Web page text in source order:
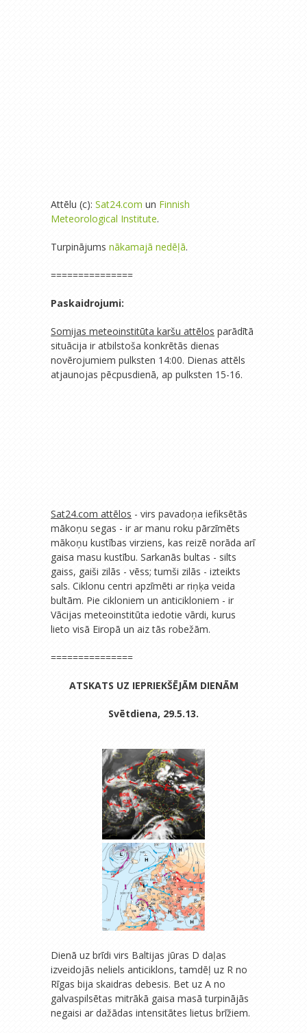
Attēlu (c): Sat24.com un Finnish
Meteorological Institute.
Turpinājums nākamajā nedēļā.
===============
Paskaidrojumi:
Somijas meteoinstitūta karšu attēlos parādītā
situācija ir atbilstoša konkrētās dienas
novērojumiem pulksten 14:00. Dienas attēls
atjaunojas pēcpusdienā, ap pulksten 15-16.
Sat24.com attēlos - virs pavadoņa iefiksētās
mākoņu segas - ir ar manu roku pārzīmēts
mākoņu kustības virziens, kas reizē norāda arī
gaisa masu kustību. Sarkanās bultas - silts
gaiss, gaiši zilās - vēss; tumši zilās - izteikts
sals. Ciklonu centri apzīmēti ar riņķa veida
bultām. Pie cikloniem un anticikloniem - ir
Vācijas meteoinstitūta iedotie vārdi, kurus
lieto visā Eiropā un aiz tās robežām.
===============
ATSKATS UZ IEPRIEKŠĒJĀM DIENĀM
Svētdiena, 29.5.13.
Dienā uz brīdi virs Baltijas jūras D daļas
izveidojās neliels anticiklons, tamdēļ uz R no
Rīgas bija skaidras debesis. Bet uz A no
galvaspilsētas mitrākā gaisa masā turpinājās
negaisi ar dažādas intensitātes lietus brīžiem.